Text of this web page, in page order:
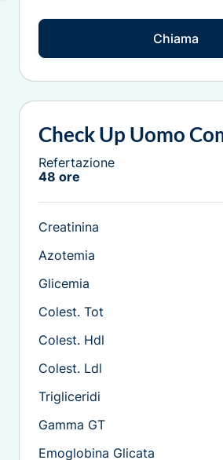
Chiama
Check Up Uomo
Refertazione
48 ore
Creatinina
Azotemia
Glicemia
Colest. Tot
Colest. Hdl
Colest. Ldl
Trigliceridi
Gamma GT
Emoglobina Glicata